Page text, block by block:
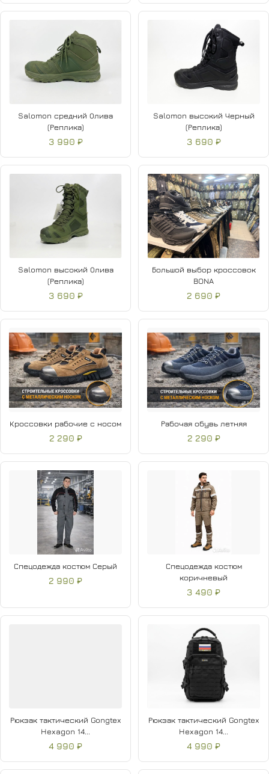
Salomon средний Олива
(Реплика)
3 990 ₽
Salomon высокий Черный
(Реплика)
3 690 ₽
Salomon высокий Олива
(Реплика)
3 690 ₽
Большой выбор кроссовок
BONA
2 690 ₽
Кроссовки рабочие с носом
2 290 ₽
Рабочая обувь летняя
2 290 ₽
Спецодежда костюм Серый
2 990 ₽
Спецодежда костюм
коричневый
3 490 ₽
Рюкзак тактический Gongtex
Hexagon 14...
4 990 ₽
Рюкзак тактический Gongtex
Hexagon 14...
4 990 ₽